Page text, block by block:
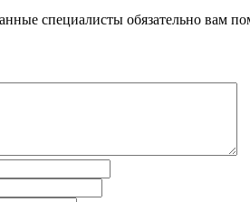
специалисты обязательно вам